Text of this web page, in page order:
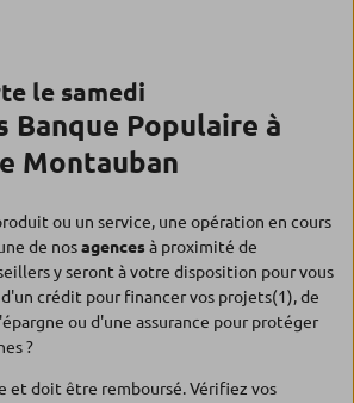
le samedi
Banque Populaire à
Montauban
ou un service, une opération en cours
de nosagencesà proximité de
y seront à votre disposition pour vous
crédit pour financer vos projets(1), de
ou d'une assurance pour protéger
?
et doit être remboursé. Vérifiez vos